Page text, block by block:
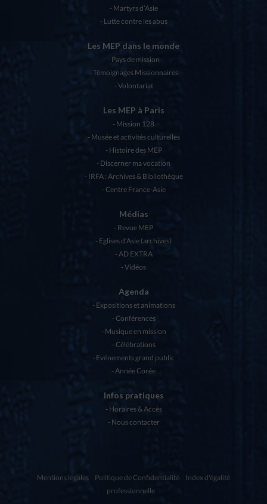
Martyrs d’Asie
Lutte contre les abus
Les MEP dans le monde
Pays de mission
Témoignages Missionnaires
Volontariat
Les MEP à Paris
Mission 128
Musée et activités culturelles
Histoire des MEP
Discerner ma vocation
IRFA : Archives & Bibliothèque
Centre France-Asie
Médias
Revue MEP
Eglises d’Asie (archives)
AD EXTRA
Vidéos
Agenda
Expositions et animations
Conférences
Musique en mission
Célébrations
Evénements grand public
Année Corée
Infos pratiques
Horaires & Accès
Nous contacter
Mentions légales Politique de Confidentialité
Index d'égalité
professionnelle